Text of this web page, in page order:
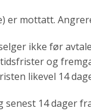
er mottatt.
ikke før
og
likevel 14
14 dager